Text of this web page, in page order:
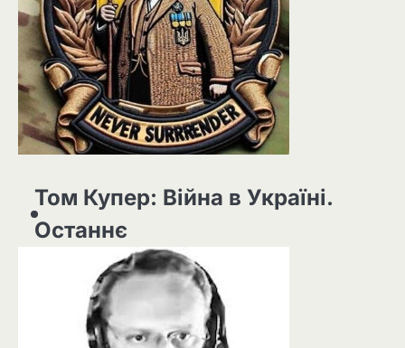
Том Купер: Війна в Україні.
Останнє